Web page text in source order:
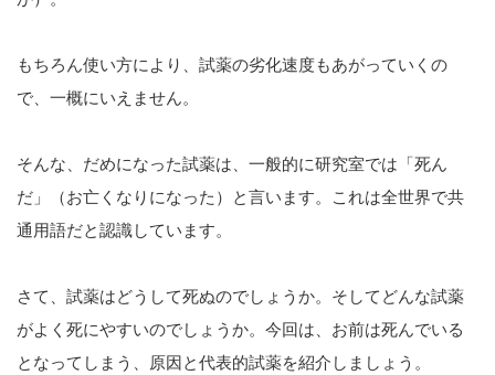
もちろん使い方により、試薬の劣化速度もあがっていくの
で、一概にいえません。
そんな、だめになった試薬は、一般的に研究室では「死ん
だ」（お亡くなりになった）と言います。これは全世界で共
通用語だと認識しています。
さて、試薬はどうして死ぬのでしょうか。そしてどんな試薬
がよく死にやすいのでしょうか。今回は、お前は死んでいる
となってしまう、原因と代表的試薬を紹介しましょう。